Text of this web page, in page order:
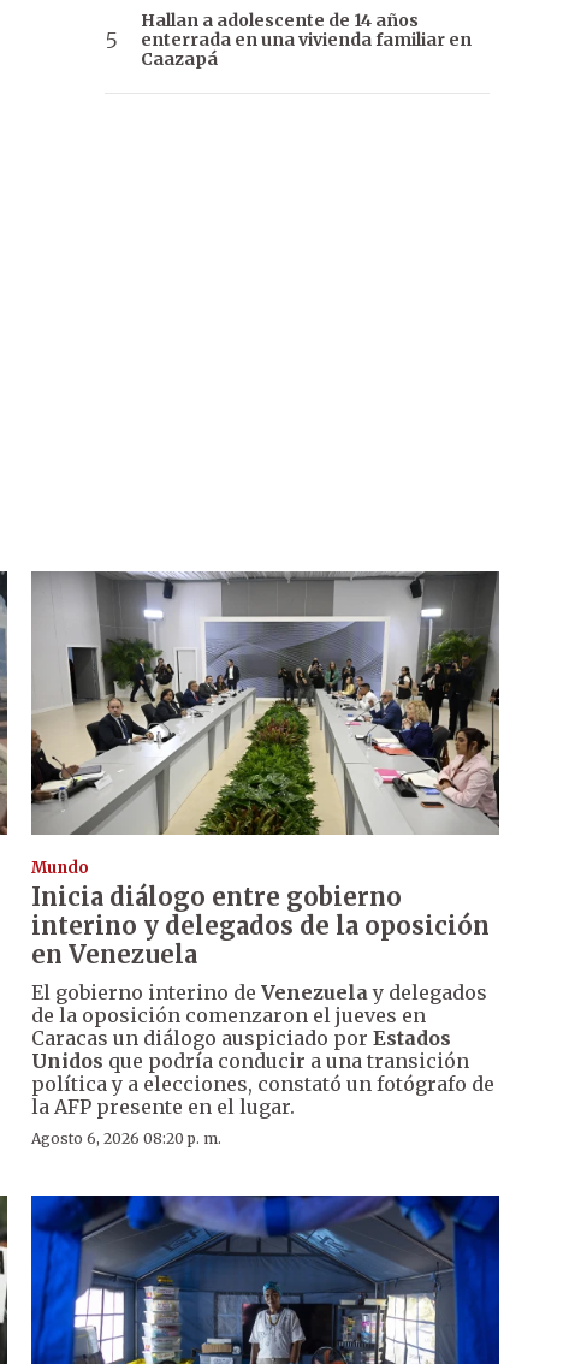
Hallan a adolescente de 14 años
enterrada en una vivienda familiar en
Caazapá
Mundo
Inicia diálogo entre gobierno
interino y delegados de la oposición
en Venezuela
El gobierno interino de Venezuelay delegados
de la oposición comenzaron el jueves en
Caracas un diálogo auspiciado por Estados
Unidos que podría conducir a una transición
política y a elecciones, constató un fotógrafo de
la AFP presente en el lugar.
Agosto 6, 2026 08:20 p. m.